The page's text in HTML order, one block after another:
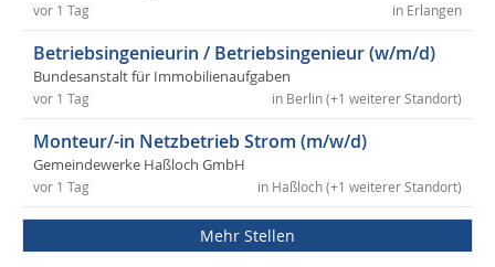
in Erlangen
vor 1 Tag
Betriebsingenieurin / Betriebsingenieur (w/m/d)
Bundesanstalt für Immobilienaufgaben
in Berlin (+1 weiterer Standort)
vor 1 Tag
Monteur/-in Netzbetrieb Strom (m/w/d)
Gemeindewerke Haßloch GmbH
in Haßloch (+1 weiterer Standort)
vor 1 Tag
Mehr Stellen